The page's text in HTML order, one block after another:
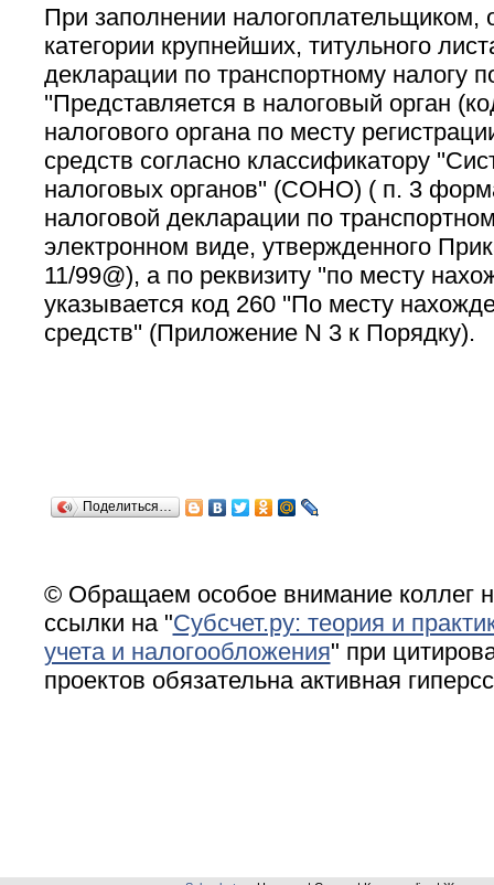
При заполнении налогоплательщиком,
категории крупнейших, титульного
декларации по транспортному налогу
''Представляется в налоговый орган
налогового органа по месту
средств согласно классификатору
налоговых органов'' (СОНО) ( п. 3
налоговой декларации по
электронном виде, утвержденного
11/99@), а по реквизиту ''по месту
указывается код 260 ''По месту
средств'' (Приложение N 3 к Порядку).
Поделиться…
© Обращаем особое внимание коллег
ссылки на "Субсчет.ру: теория и
учета и налогообложения" при
проектов обязательна активная